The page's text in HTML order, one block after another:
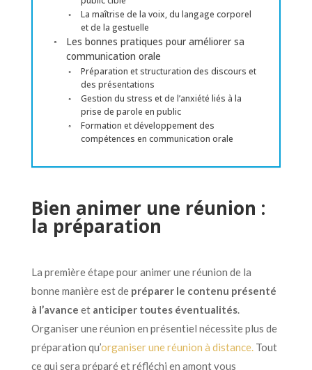
La maîtrise de la voix, du langage corporel
et de la gestuelle
Les bonnes pratiques pour améliorer sa
communication orale
Préparation et structuration des discours et
des présentations
Gestion du stress et de l’anxiété liés à la
prise de parole en public
Formation et développement des
compétences en communication orale
Bien animer une réunion :
la préparation
La première étape pour animer une réunion de la
bonne manière est de préparer le contenu présenté
à l’avance et anticiper toutes éventualités.
Organiser une réunion en présentiel nécessite plus de
préparation qu’organiser une réunion à distance.Tout
ce qui sera préparé et réfléchi en amont vous